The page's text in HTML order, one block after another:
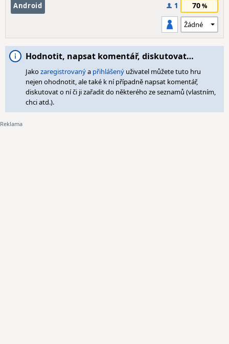
Android 1 70
Hodnotit, napsat komentář, diskutovat…
Jakozaregistrovanýa přihlášený uživatel můžete tuto hru
nejen ohodnotit, ale také k ní případně napsat komentář,
diskutovat o ní či ji zařadit do některého ze seznamů (vlastním,
chci atd.).